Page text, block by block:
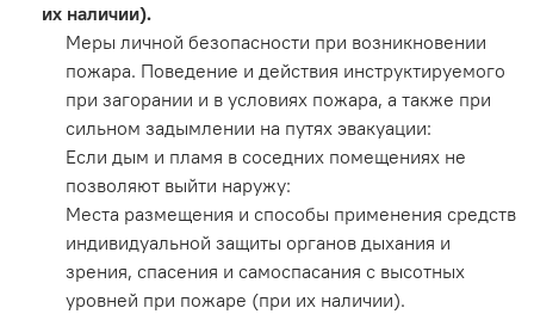
их наличии).
Меры личной безопасности при возникновении
пожара. Поведение и действия инструктируемого
при загорании и в условиях пожара, а также при
сильном задымлении на путях эвакуации:
Если дым и пламя в соседних помещениях не
позволяют выйти наружу:
Места размещения и способы применения средств
индивидуальной защиты органов дыхания и
зрения, спасения и самоспасания с высотных
уровней при пожаре (при их наличии).